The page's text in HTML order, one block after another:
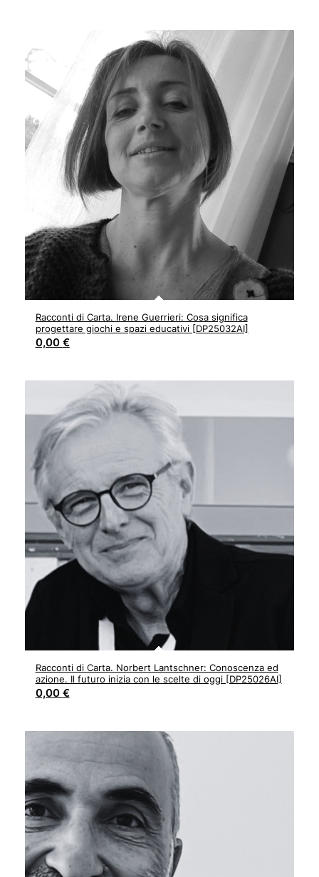
Racconti di Carta. Irene Guerrieri: Cosa significa
progettare giochi e spazi educativi [DP25032AI]
0,00 €
Racconti di Carta. Norbert Lantschner: Conoscenza ed
azione. Il futuro inizia con le scelte di oggi [DP25026AI]
0,00 €